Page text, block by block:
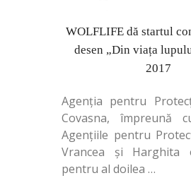
WOLFLIFE dă startul
desen „Din viața
2017
Agenția pentru
Covasna, împreună
Agențiile pentru
Vrancea și Harghita
pentru al doilea …